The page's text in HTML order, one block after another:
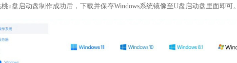
u盘启动盘制作成功后，下载并保存Windows系统镜像至U盘启动盘里面即可。